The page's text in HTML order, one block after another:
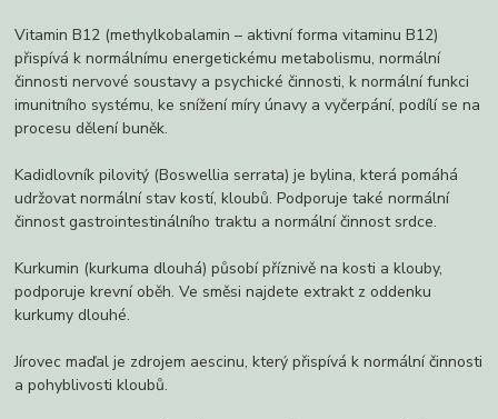
Vitamin B12 (methylkobalamin – aktivní forma vitaminu B12)
přispívá k normálnímu energetickému metabolismu, normální
činnosti nervové soustavy a psychické činnosti, k normální funkci
imunitního systému, ke snížení míry únavy a vyčerpání, podílí se na
procesu dělení buněk.
Kadidlovník pilovitý (Boswellia serrata) je bylina, která pomáhá
udržovat normální stav kostí, kloubů. Podporuje také normální
činnost gastrointesti­nálního traktu a normální činnost srdce.
Kurkumin (kurkuma dlouhá) působí příznivě na kosti a klouby,
podporuje krevní oběh. Ve směsi najdete extrakt z oddenku
kurkumy dlouhé.
Jírovec maďal je zdrojem aescinu, který přispívá k normální činnosti
a pohyblivosti kloubů.